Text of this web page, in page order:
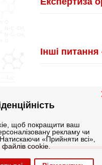
щоб покращити ваш
рекламу чи
«Прийняти всі»,
файлів cookie.
Інші питання